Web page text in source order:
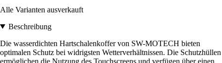
Alle Varianten ausverkauft
Beschreibung
Die wasserdichten Hartschalenkoffer von SW-MOTECH bieten
optimalen Schutz bei widrigsten Wetterverhältnissen. Die Schutzhüllen
ermöglichen die Nutzung des Touchscreens und verfügen über einen